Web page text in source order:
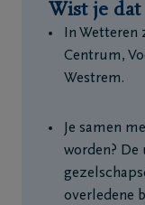
Wist je dat
In Wetteren
Centrum,
Westrem.
Je samen
worden? De
overledene